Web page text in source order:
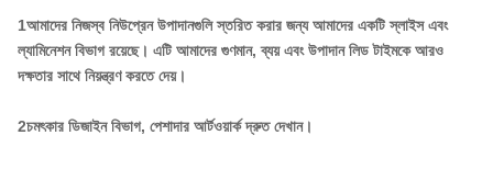
1আমাদের নিজস্ব নিউপ্রেন উপাদানগুলি স্তরিত করার জন্য আমাদের একটি স্লাইস এবং
ল্যামিনেশন বিভাগ রয়েছে। এটি আমাদের গুণমান, ব্যয় এবং উপাদান লিড টাইমকে আরও
দক্ষতার সাথে নিয়ন্ত্রণ করতে দেয়।
2চমৎকার ডিজাইন বিভাগ, পেশাদার আর্টওয়ার্ক দ্রুত দেখান।